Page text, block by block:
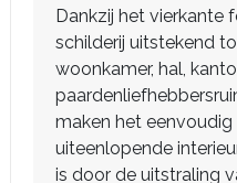
Dankzij het vierkante
schilderij uitstekend
woonkamer, hal,
maken het
uiteenlopende
is door de uitstraling